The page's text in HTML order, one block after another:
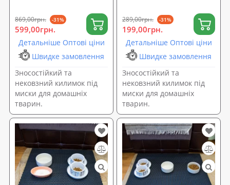
869,00грн. -31%
599,00грн.
Детальніше Оптові ціни
Швидке замовлення
Зносостійкий та
нековзний килимок під
миски для домашніх
тварин.
289,00грн. -31%
199,00грн.
Детальніше Оптові ціни
Швидке замовлення
Зносостійкий та
нековзний килимок під
миски для домашніх
тварин.